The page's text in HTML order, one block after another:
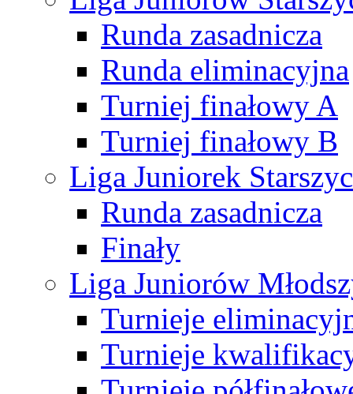
Runda zasadnicza
Runda eliminacyjna
Turniej finałowy A
Turniej finałowy B
Liga Juniorek
Runda zasadnicza
Finały
Liga Juniorów
Turnieje
Turnieje